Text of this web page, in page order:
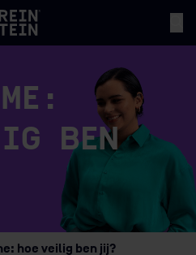
BEN
hoe veilig ben jij?